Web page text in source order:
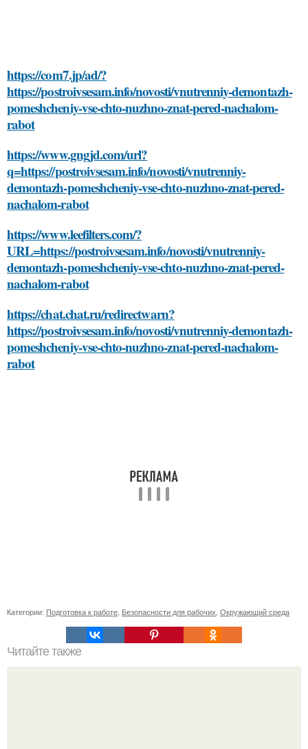
https://com7.jp/ad/?
https://postroivsesam.info/novosti/vnutrenniy-demontazh-
pomeshcheniy-vse-chto-nuzhno-znat-pered-nachalom-
rabot
https://www.gngjd.com/url?
q=https://postroivsesam.info/novosti/vnutrenniy-
demontazh-pomeshcheniy-vse-chto-nuzhno-znat-pered-
nachalom-rabot
https://www.leefilters.com/?
URL=https://postroivsesam.info/novosti/vnutrenniy-
demontazh-pomeshcheniy-vse-chto-nuzhno-znat-pered-
nachalom-rabot
https://chat.chat.ru/redirectwarn?
https://postroivsesam.info/novosti/vnutrenniy-demontazh-
pomeshcheniy-vse-chto-nuzhno-znat-pered-nachalom-
rabot
Категории: Подготовка к работе Безопасности для рабочих Окружающий среда
Читайте также